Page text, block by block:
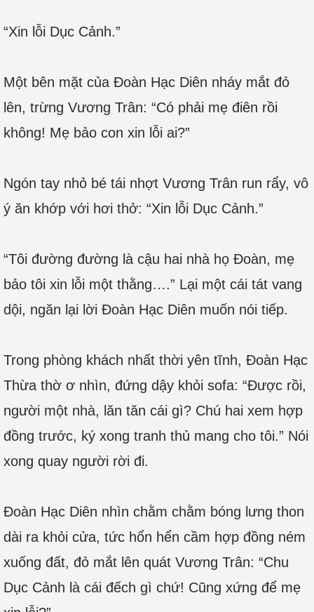
“Xin lỗi Dục Cảnh.”
Một bên mặt của Đoàn Hạc Diên nháy mắt đỏ
lên, trừng Vương Trân: “Có phải mẹ điên rồi
không! Mẹ bảo con xin lỗi ai?”
Ngón tay nhỏ bé tái nhợt Vương Trân run rẩy, vô
ý ăn khớp với hơi thở: “Xin lỗi Dục Cảnh.”
“Tôi đường đường là cậu hai nhà họ Đoàn, mẹ
bảo tôi xin lỗi một thằng….” Lại một cái tát vang
dội, ngăn lại lời Đoàn Hạc Diên muốn nói tiếp.
Trong phòng khách nhất thời yên tĩnh, Đoàn Hạc
Thừa thờ ơ nhìn, đứng dậy khỏi sofa: “Được rồi,
người một nhà, lăn tăn cái gì? Chú hai xem hợp
đồng trước, ký xong tranh thủ mang cho tôi.” Nói
xong quay người rời đi.
Đoàn Hạc Diên nhìn chằm chằm bóng lưng thon
dài ra khỏi cửa, tức hổn hển cầm hợp đồng ném
xuống đất, đỏ mắt lên quát Vương Trân: “Chu
Dục Cảnh là cái đếch gì chứ! Cũng xứng để mẹ